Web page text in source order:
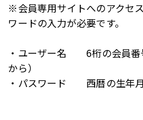
※会員専用サイトへのアクセ
ワードの入力が必要です。
・ユーザー名 6桁の会員番
から）
・パスワード 西暦の生年